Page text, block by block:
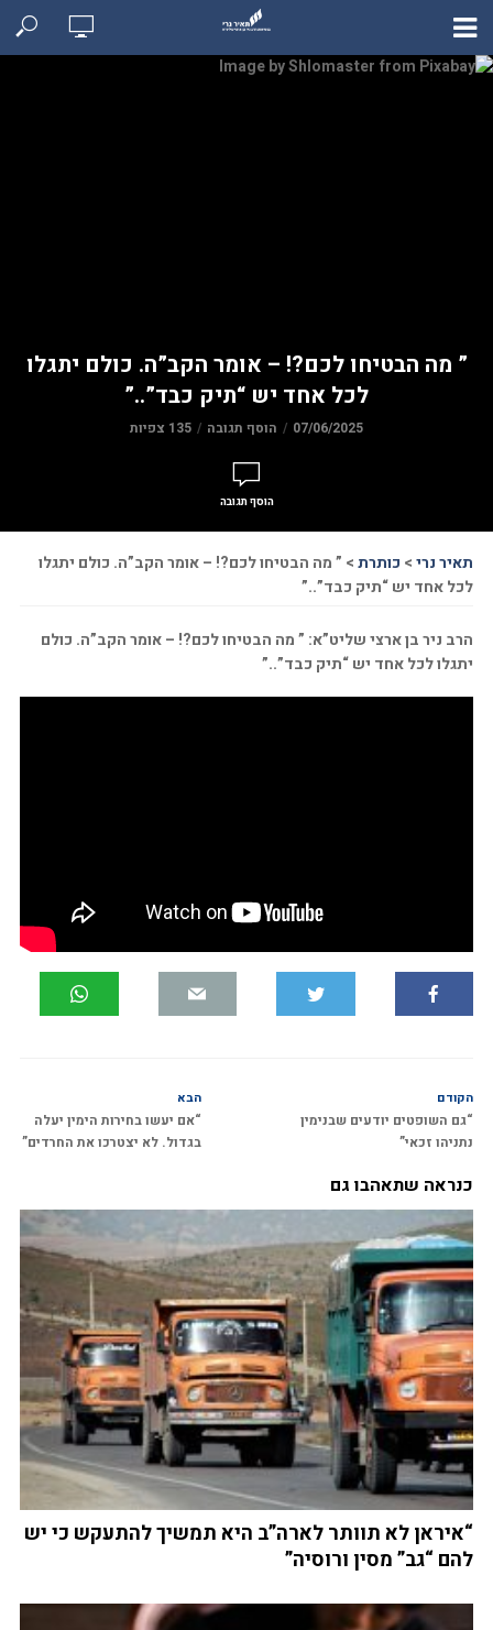
” מה הבטיחו לכם?! – אומר הקב”ה. כולם יתגלו
לכל אחד יש “תיק כבד”..”
07/06/2025 הוסף תגובה 135 צפיות
הוסף תגובה
תאיר נרי> כותרת> ” מה הבטיחו לכם?! – אומר הקב”ה. כולם יתגלו
לכל אחד יש “תיק כבד”..”
הרב ניר בן ארצי שליט”א: ” מה הבטיחו לכם?! – אומר הקב”ה. כולם
יתגלו לכל אחד יש “תיק כבד”..”
הקודם
“גם השופטים יודעים שבנימין
נתניהו זכאי”
הבא
“אם יעשו בחירות הימין יעלה
בגדול. לא יצטרכו את החרדים”
כנראה שתאהבו גם
“איראן לא תוותר לארה”ב היא תמשיך להתעקש כי יש
להם “גב” מסין ורוסיה”